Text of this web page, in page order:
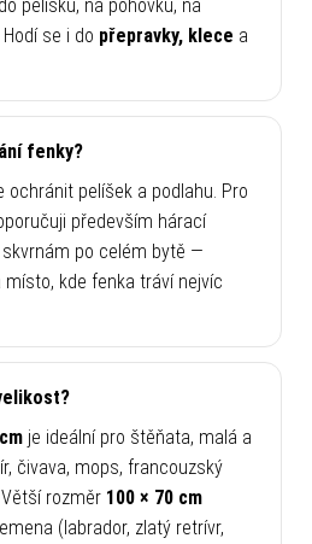
pelíšku, na pohovku, na
se i do přepravky, klece a
fenky?
ochránit pelíšek a podlahu. Pro
především hárací
po celém bytě —
místo, kde fenka tráví nejvíc
je ideální pro štěňata, malá a
čivava, mops, francouzský
rozměr 100 × 70 cm
(labrador, zlatý retrívr,